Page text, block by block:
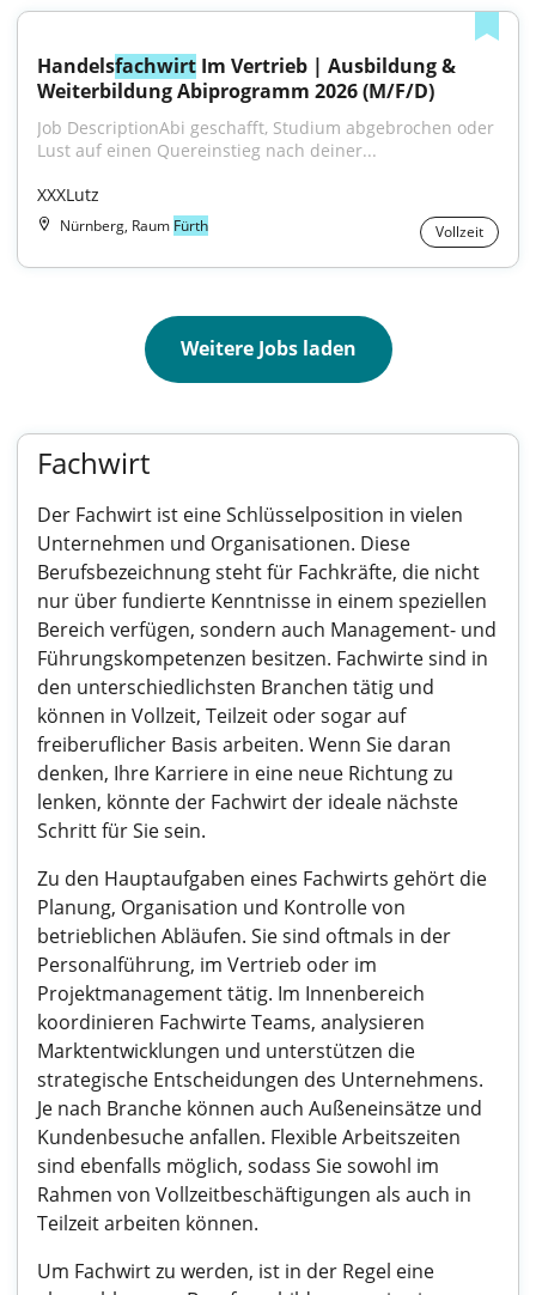
Handelsfachwirt Im Vertrieb | Ausbildung &
Weiterbildung Abiprogramm 2026 (M/F/D)
Job DescriptionAbi geschafft, Studium abgebrochen oder
Lust auf einen Quereinstieg nach deiner...
XXXLutz
Nürnberg, Raum Fürth Vollzeit
Weitere Jobs laden
Fachwirt
Der Fachwirt ist eine Schlüsselposition in vielen
Unternehmen und Organisationen. Diese
Berufsbezeichnung steht für Fachkräfte, die nicht
nur über fundierte Kenntnisse in einem speziellen
Bereich verfügen, sondern auch Management- und
Führungskompetenzen besitzen. Fachwirte sind in
den unterschiedlichsten Branchen tätig und
können in Vollzeit, Teilzeit oder sogar auf
freiberuflicher Basis arbeiten. Wenn Sie daran
denken, Ihre Karriere in eine neue Richtung zu
lenken, könnte der Fachwirt der ideale nächste
Schritt für Sie sein.
Zu den Hauptaufgaben eines Fachwirts gehört die
Planung, Organisation und Kontrolle von
betrieblichen Abläufen. Sie sind oftmals in der
Personalführung, im Vertrieb oder im
Projektmanagement tätig. Im Innenbereich
koordinieren Fachwirte Teams, analysieren
Marktentwicklungen und unterstützen die
strategische Entscheidungen des Unternehmens.
Je nach Branche können auch Außeneinsätze und
Kundenbesuche anfallen. Flexible Arbeitszeiten
sind ebenfalls möglich, sodass Sie sowohl im
Rahmen von Vollzeitbeschäftigungen als auch in
Teilzeit arbeiten können.
Um Fachwirt zu werden, ist in der Regel eine